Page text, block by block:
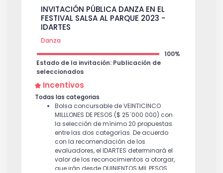
INVITACIÓN PÚBLICA DANZA EN EL
FESTIVAL SALSA AL PARQUE 2023 -
IDARTES
Danza
100%
Estado de la invitación: Publicación de
seleccionados
Incentivos
Todas las categorias
Bolsa concursable de VEINTICINCO
MILLLONES DE PESOS ($ 25´000.000) con
la selección de mínimo 20 propuestas
entre las dos categorías. De acuerdo
con la recomendación de los
evaluadores, el IDARTES determinará el
valor de los reconocimientos a otorgar,
que irán desde QUINIENTOS MIL PESOS